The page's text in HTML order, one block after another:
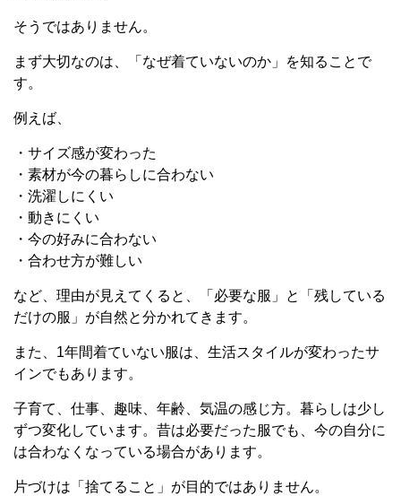
そうではありません。
まず大切なのは、「なぜ着ていないのか」を知ることで
す。
例えば、
・サイズ感が変わった
・素材が今の暮らしに合わない
・洗濯しにくい
・動きにくい
・今の好みに合わない
・合わせ方が難しい
など、理由が見えてくると、「必要な服」と「残している
だけの服」が自然と分かれてきます。
また、1年間着ていない服は、生活スタイルが変わったサ
インでもあります。
子育て、仕事、趣味、年齢、気温の感じ方。暮らしは少し
ずつ変化しています。昔は必要だった服でも、今の自分に
は合わなくなっている場合があります。
片づけは「捨てること」が目的ではありません。